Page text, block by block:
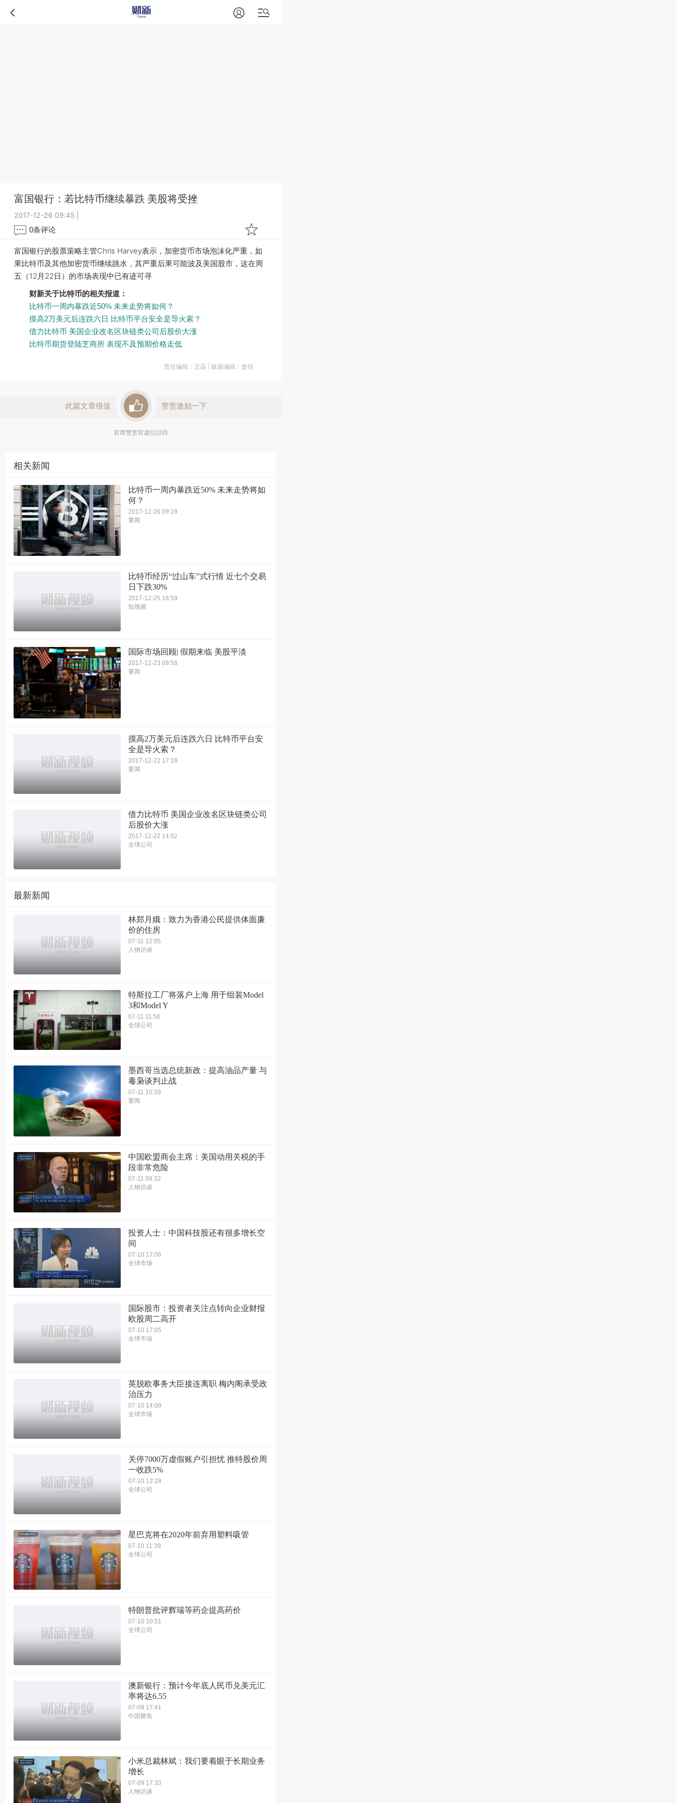
富国银行：若比特币继续暴跌 美股将受挫
2017-12-26 09:45
0条评论
富国银行的股票策略主管Chris Harvey表示，加密货币市场泡沫化严重，如
果比特币及其他加密货币继续跳水，其严重后果可能波及美国股市，这在周
五（12月22日）的市场表现中已有迹可寻
财新关于比特币的相关报道：
比特币一周内暴跌近50% 未来走势将如何？
摸高2万美元后连跌六日 比特币平台安全是导火索？
借力比特币 美国企业改名区块链类公司后股价大涨
比特币期货登陆芝商所 表现不及预期价格走低
责任编辑：王晶 | 版面编辑：曾佳
此篇文章很值 赞赏激励一下
首席赞赏官虚位以待
相关新闻
比特币一周内暴跌近50% 未来走势将如
何？
2017-12-26 09:19
要闻
比特币经历“过山车”式行情 近七个交易
日下跌30%
2017-12-25 18:59
短视频
国际市场回顾| 假期来临 美股平淡
2017-12-23 09:58
要闻
摸高2万美元后连跌六日 比特币平台安
全是导火索？
2017-12-22 17:18
要闻
借力比特币 美国企业改名区块链类公司
后股价大涨
2017-12-22 14:52
全球公司
最新新闻
林郑月娥：致力为香港公民提供体面廉
价的住房
07-11 12:05
人物访谈
特斯拉工厂将落户上海 用于组装Model
3和Model Y
07-11 11:56
全球公司
墨西哥当选总统新政：提高油品产量 与
毒枭谈判止战
07-11 10:39
要闻
中国欧盟商会主席：美国动用关税的手
段非常危险
07-11 09:32
人物访谈
投资人士：中国科技股还有很多增长空
间
07-10 17:06
全球市场
国际股市：投资者关注点转向企业财报
欧股周二高开
07-10 17:05
全球市场
英脱欧事务大臣接连离职 梅内阁承受政
治压力
07-10 14:09
全球市场
关停7000万虚假账户引担忧 推特股价周
一收跌5%
07-10 12:28
全球公司
星巴克将在2020年前弃用塑料吸管
07-10 11:39
全球公司
特朗普批评辉瑞等药企提高药价
07-10 10:51
全球公司
澳新银行：预计今年底人民币兑美元汇
率将达6.55
07-09 17:41
中国聚焦
小米总裁林斌：我们要着眼于长期业务
增长
07-09 17:33
人物访谈